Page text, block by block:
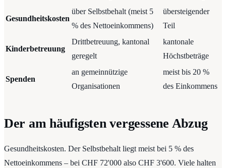
Gesundheitskosten
über Selbstbehalt (meist 5
% des Nettoeinkommens)
übersteigender
Teil
Kinderbetreuung
Drittbetreuung, kantonal
geregelt
kantonale
Höchstbeträge
Spenden
an gemeinnützige
Organisationen
meist bis 20 %
des Einkommens
Der am häufigsten vergessene Abzug
Gesundheitskosten. Der Selbstbehalt liegt meist bei 5 % des
Nettoeinkommens – bei CHF 72'000 also CHF 3'600. Viele halten